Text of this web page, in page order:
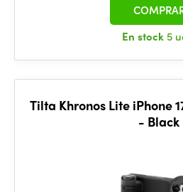
En stock 5
Tilta Khronos Lite iPhone
- Black